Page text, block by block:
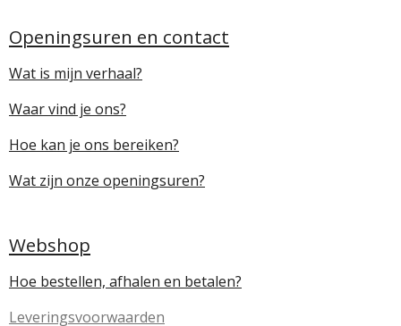
Openingsuren en contact
Wat is mijn verhaal?
Waar vind je ons?
Hoe kan je ons bereiken?
Wat zijn onze openingsuren?
Webshop
Hoe bestellen, afhalen en betalen?
Leveringsvoorwaarden